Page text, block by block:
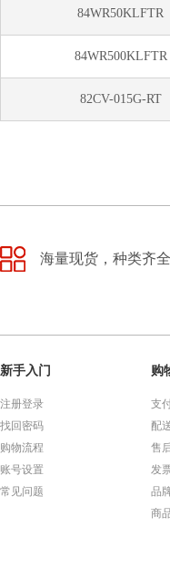
84WR50KLFTR
84WR500KLFTR
82CV-015G-RT
海量现货，种类齐全
新手入门
注册登录
找回密码
购物流程
账号设置
常见问题
购
支
配
售
发
品
商